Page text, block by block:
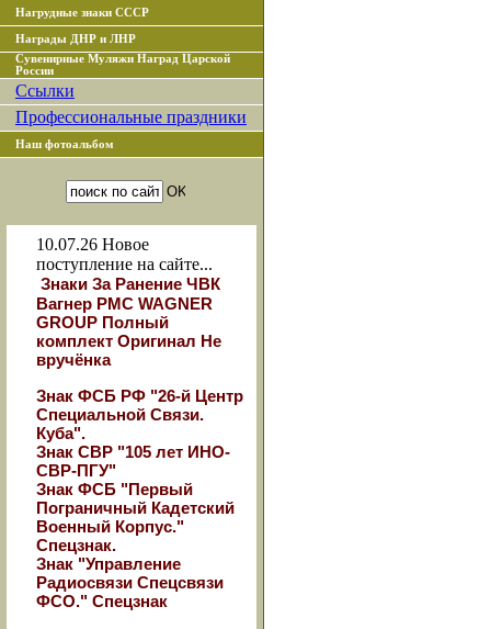
Нагрудные знаки СССР
Награды ДНР и ЛНР
Сувенирные Муляжи Наград Царской
России
Ссылки
Профессиональные праздники
Наш фотоальбом
10.07.26 Новое
поступление на сайте...
Знаки За Ранение ЧВК
Вагнер РМС WAGNER
GROUP Полный
комплект Оригинал Не
вручёнка
Знак ФСБ РФ "26-й Центр
Специальной Связи.
Куба".
Знак СВР "105 лет ИНО-
СВР-ПГУ"
Знак ФСБ "Первый
Пограничный Кадетский
Военный Корпус."
Спецзнак.
Знак "Управление
Радиосвязи Спецсвязи
ФСО." Спецзнак